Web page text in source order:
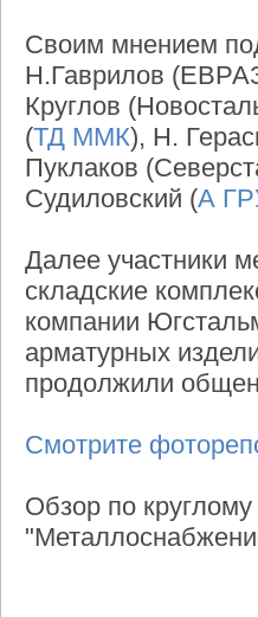
Своим мнением
Н.Гаврилов
Круглов
(ТД ММК), Н.
Пуклаков
Судиловский (А
Далее участники
складские
компании
арматурных
продолжили
Смотрите
Обзор по